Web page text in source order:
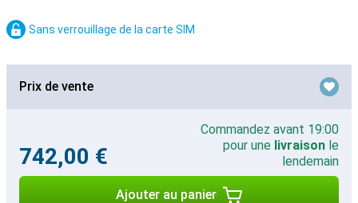
Sans verrouillage de la carte SIM
Prix de vente
742,00 €
Commandez avant 19:00
pour une livraison le
lendemain
Ajouter au panier